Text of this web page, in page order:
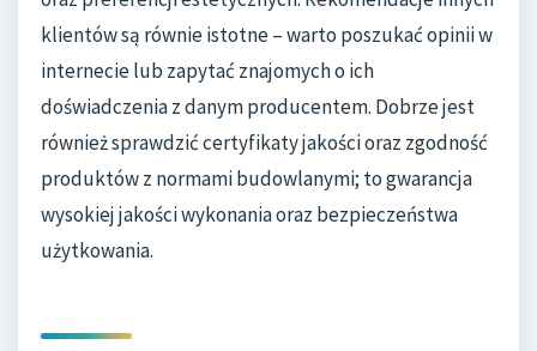
klientów są równie istotne – warto poszukać opinii w
internecie lub zapytać znajomych o ich
doświadczenia z danym producentem. Dobrze jest
również sprawdzić certyfikaty jakości oraz zgodność
produktów z normami budowlanymi; to gwarancja
wysokiej jakości wykonania oraz bezpieczeństwa
użytkowania.